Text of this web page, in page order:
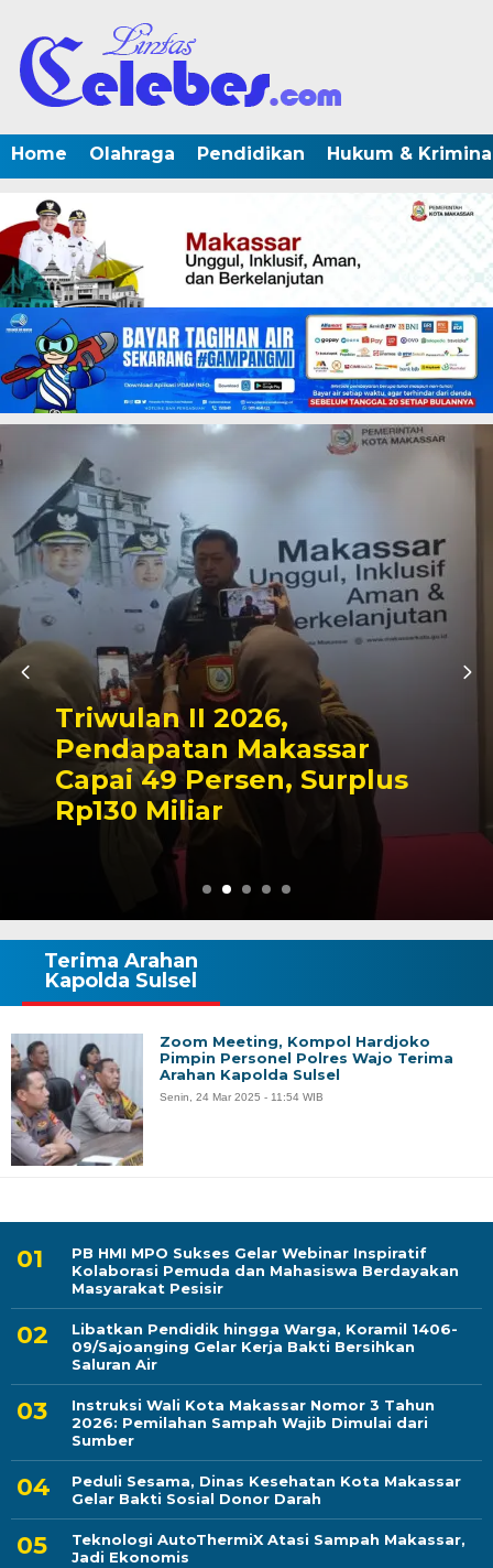
Home Olahraga Pendidikan Hukum &
Kapolres Wajo
Makam La
Tegaskan
Mengabdi untuk
PB HMI MPO Sukses Gelar Webinar Inspiratif
Kolaborasi Pemuda dan Mahasiswa Berdayakan
Masyarakat Pesisir
Libatkan Pendidik hingga Warga, Koramil 1406-
09/Sajoanging Gelar Kerja Bakti Bersihkan
Saluran Air
Instruksi Wali Kota Makassar Nomor 3 Tahun
2026: Pemilahan Sampah Wajib Dimulai dari
Sumber
Peduli Sesama, Dinas Kesehatan Kota Makassar
Gelar Bakti Sosial Donor Darah
Teknologi AutoThermiX Atasi Sampah Makassar,
Jadi Ekonomis
Terima Arahan
Kapolda Sulsel
Zoom Meeting, Kompol Hardjoko
Pimpin Personel Polres Wajo Terima
Arahan Kapolda Sulsel
Senin, 24 Mar 2025 - 11:54 WIB